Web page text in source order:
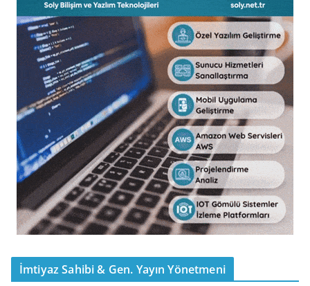
İmtiyaz Sahibi & Gen. Yayın Yönetmeni